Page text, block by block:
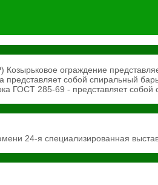
ограждение
собой спиральный
ГОСТ 285-69 - представляет собой
24-я специализированная